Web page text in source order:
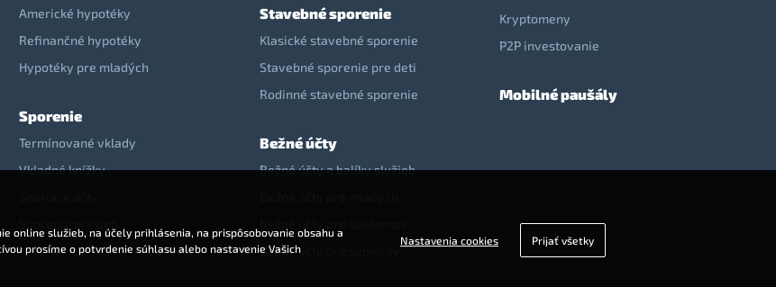
Americké hypotéky
Refinančné hypotéky
Hypotéky pre mladých
Sporenie
Termínované vklady
Vkladné knížky
Stavebné sporenie
Klasické stavebné sporenie
Stavebné sporenie pre deti
Rodinné stavebné sporenie
Bežné účty
Bežné účty a balíky služieb
Bežné účty pre seniorov
Kryptomeny
P2P investovanie
Mobilné paušály
online služieb, na účely prihlásenia, na prispôsobovanie obsahu a
prosíme o potvrdenie súhlasu alebo nastavenie Vašich
Nastavenia cookies Prijať všetky